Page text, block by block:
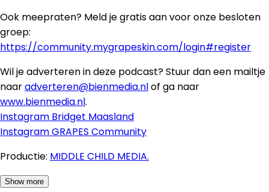
Ook meepraten? Meld je gratis aan voor onze besloten
groep:
https://community.mygrapeskin.com/login#register
Wil je adverteren in deze podcast? Stuur dan een mailtje
naaradverteren@bienmedia.nlof ga naar
www.bienmedia.nl.
Instagram Bridget Maasland
Instagram GRAPES Community
Productie: MIDDLE CHILD MEDIA.
Show more